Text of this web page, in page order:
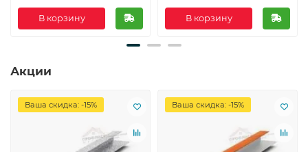
В корзину В корзину
Акции
Ваша скидка: -15% Ваша скидка: -15%